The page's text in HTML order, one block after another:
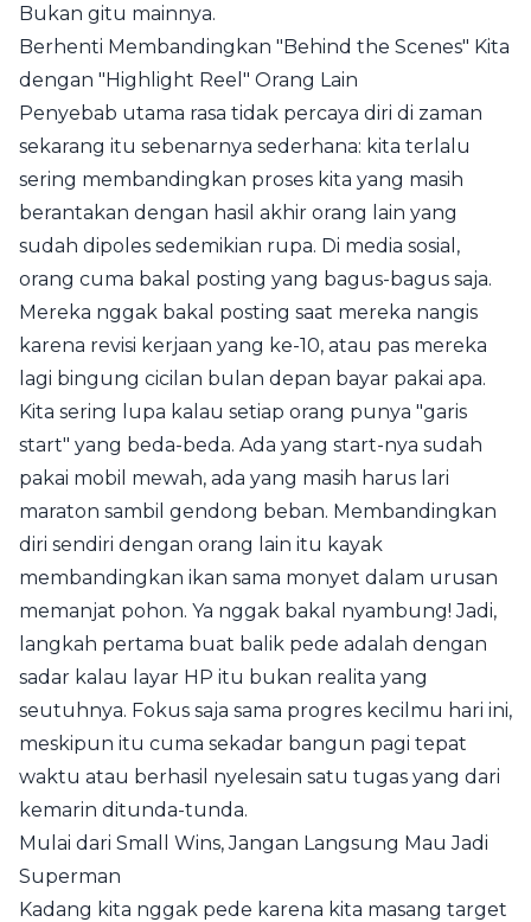
Bukan gitu mainnya.
Berhenti Membandingkan "Behind the Scenes" Kita
dengan "Highlight Reel" Orang Lain
Penyebab utama rasa tidak percaya diri di zaman
sekarang itu sebenarnya sederhana: kita terlalu
sering membandingkan proses kita yang masih
berantakan dengan hasil akhir orang lain yang
sudah dipoles sedemikian rupa. Di media sosial,
orang cuma bakal posting yang bagus-bagus saja.
Mereka nggak bakal posting saat mereka nangis
karena revisi kerjaan yang ke-10, atau pas mereka
lagi bingung cicilan bulan depan bayar pakai apa.
Kita sering lupa kalau setiap orang punya "garis
start" yang beda-beda. Ada yang start-nya sudah
pakai mobil mewah, ada yang masih harus lari
maraton sambil gendong beban. Membandingkan
diri sendiri dengan orang lain itu kayak
membandingkan ikan sama monyet dalam urusan
memanjat pohon. Ya nggak bakal nyambung! Jadi,
langkah pertama buat balik pede adalah dengan
sadar kalau layar HP itu bukan realita yang
seutuhnya. Fokus saja sama progres kecilmu hari ini,
meskipun itu cuma sekadar bangun pagi tepat
waktu atau berhasil nyelesain satu tugas yang dari
kemarin ditunda-tunda.
Mulai dari Small Wins, Jangan Langsung Mau Jadi
Superman
Kadang kita nggak pede karena kita masang target